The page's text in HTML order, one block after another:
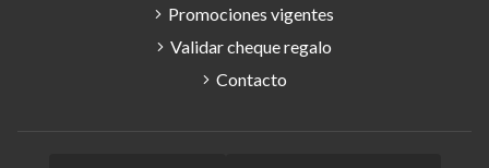
Promociones vigentes
Validar cheque regalo
Contacto